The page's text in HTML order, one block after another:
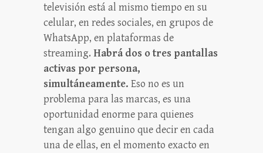
televisión está al mismo tiempo en su
celular, en redes sociales, en grupos de
WhatsApp, en plataformas de
streaming. Habrá dos o tres pantallas
activas por persona,
simultáneamente. Eso no es un
problema para las marcas, es una
oportunidad enorme para quienes
tengan algo genuino que decir en cada
una de ellas, en el momento exacto en